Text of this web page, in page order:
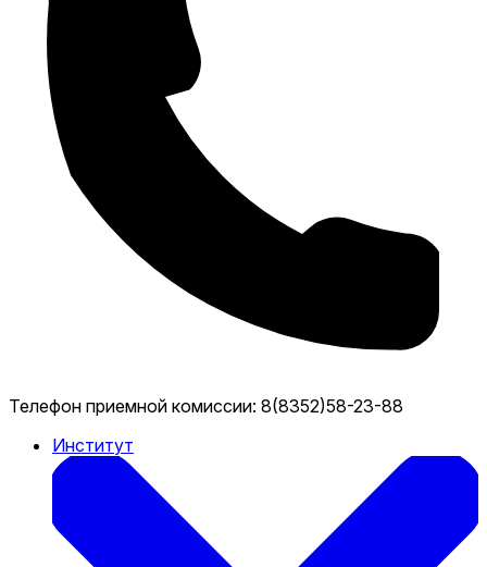
Телефон приемной комиссии: 8(8352)58-23-88
Институт